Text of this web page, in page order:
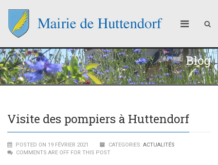
Blog
Visite des pompiers à Huttendorf
POSTED ON 19 FÉVRIER 2021 CATEGORIES: ACTUALITÉS
COMMENTS ARE OFF FOR THIS POST